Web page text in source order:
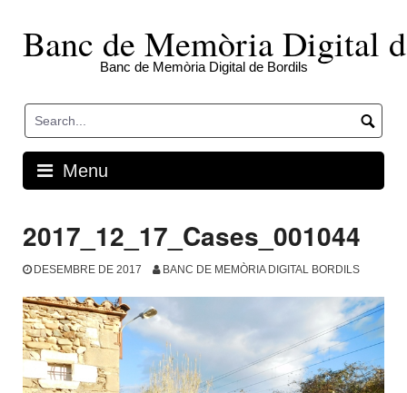
contentBanc de Memòria Digital
Banc de Memòria Digital de Bordils
Menu
2017_12_17_Cases_001044
DESEMBRE DE 2017 BANC DE MEMÒRIA DIGITAL BORDILS